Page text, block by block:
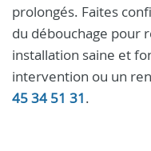
prolongés. Faites
du débouchage pour
installation saine et
intervention ou un
45 34 51 31.